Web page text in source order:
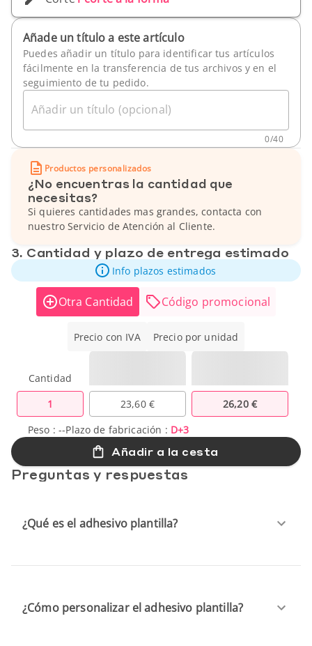
Añade un título a este artículo
Puedes añadir un título para identificar tus artículos
fácilmente en la transferencia de tus archivos y en el
seguimiento de tu pedido.
Añadir un título (opcional)
0/40
Productos personalizados
¿No encuentras la cantidad que
necesitas?
Si quieres cantidades mas grandes, contacta con
nuestro Servicio de Atención al Cliente.
3. Cantidad y plazo de entrega estimado
Info plazos estimados
Otra Cantidad Código promocional
Precio con IVA Precio por unidad
Cantidad
1
23,60 €
26,20 €
Peso :--Plazo de fabricación : D+3
Añadir a la cesta
Preguntas y respuestas
¿Qué es el adhesivo plantilla?
¿Cómo personalizar el adhesivo plantilla?